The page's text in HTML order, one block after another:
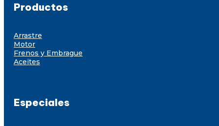
Productos
Arrastre
Motor
Frenos y Embrague
Aceites
Especiales